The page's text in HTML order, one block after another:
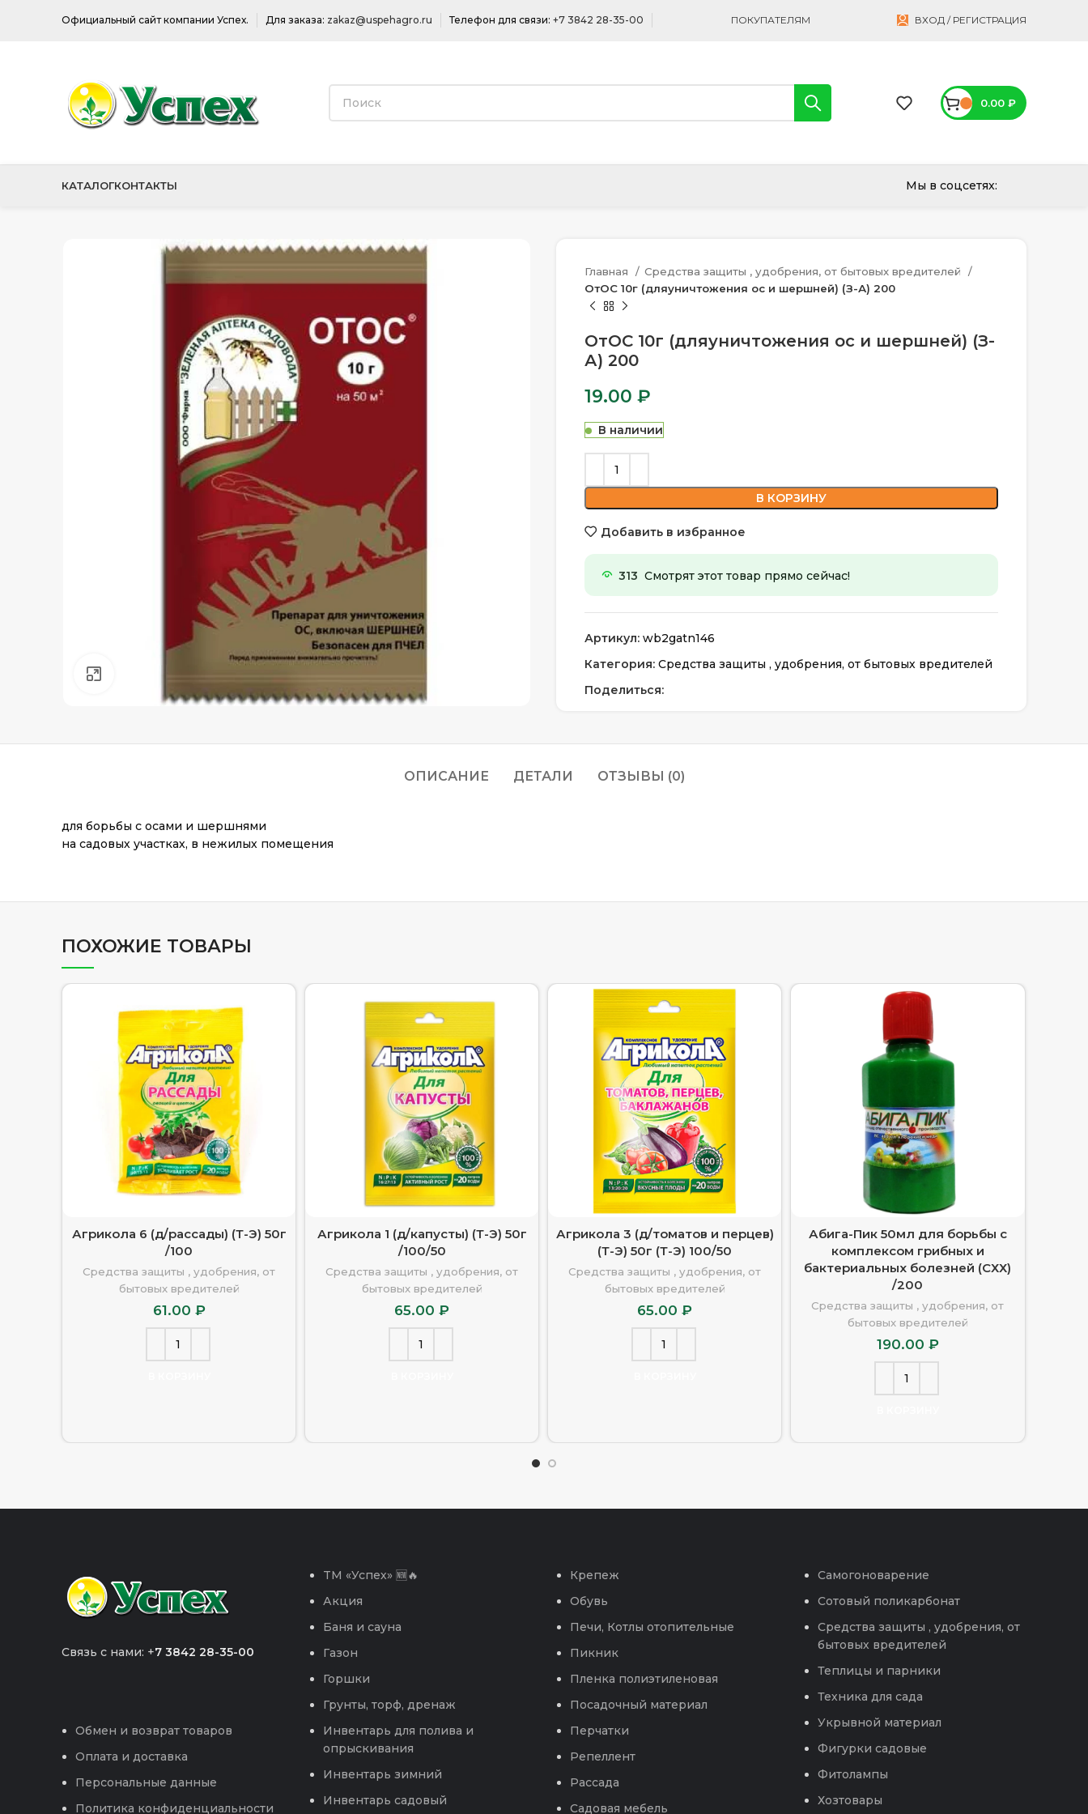
Официальный сайт компании Успех. Для заказа: zakaz@uspehagro.ru Телефон для связи: +7 3842 28-35-00 ПОКУПАТЕЛЯМ ВХОД / РЕГИСТРАЦИЯ
0.00 ₽
КАТАЛОГКОНТАКТЫ Мы в соцсетях:
Главная
Средства защиты , удобрения, от бытовых вредителей
ОтОС 10г (дляуничтожения ос и шершней) (З-А) 200
ОтОС 10г (дляуничтожения ос и шершней) (З-
А) 200
19.00 ₽
В наличии
В КОРЗИНУ
Добавить в избранное
313 Смотрят этот товар прямо сейчас!
Артикул: wb2gatn146
Категория: Средства защиты , удобрения, от бытовых вредителей
Поделиться:
ОПИСАНИЕ ДЕТАЛИ ОТЗЫВЫ (0)
для борьбы с осами и шершнями
на садовых участках, в нежилых помещения
ПОХОЖИЕ ТОВАРЫ
Агрикола 6 (д/рассады) (Т-Э) 50г
/100
Средства защиты , удобрения, от
бытовых вредителей
61.00 ₽
Агрикола 1 (д/капусты) (Т-Э) 50г
/100/50
Средства защиты , удобрения, от
бытовых вредителей
65.00₽
Агрикола 3 (д/томатов и перцев)
(Т-Э) 50г (Т-Э) 100/50
Средства защиты , удобрения, от
бытовых вредителей
65.00₽
Абига-Пик 50мл для борьбы с
комплексом грибных и
бактериальных болезней (СХХ)
/200
Средства защиты , удобрения, от
бытовых вредителей
190.00 ₽
Связь с нами: +7 3842 28-35-00
Обмен и возврат товаров
Оплата и доставка
Персональные данные
Политика конфиденциальности
TM «Успех» 🆕🔥
Акция
Баня и сауна
Газон
Горшки
Грунты, торф, дренаж
Инвентарь для полива и
опрыскивания
Инвентарь зимний
Инвентарь садовый
Крепеж
Обувь
Печи, Котлы отопительные
Пикник
Пленка полиэтиленовая
Посадочный материал
Перчатки
Репеллент
Рассада
Садовая мебель
Самогоноварение
Сотовый поликарбонат
Средства защиты , удобрения, от
бытовых вредителей
Теплицы и парники
Техника для сада
Укрывной материал
Фигурки садовые
Фитолампы
Хозтовары